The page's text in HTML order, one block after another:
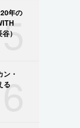
5
年の
）
6・
る